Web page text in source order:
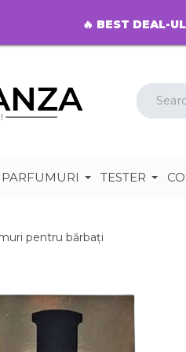
🔥 BEST DEAL-
PARFUMURI TESTER
pentru bărbați